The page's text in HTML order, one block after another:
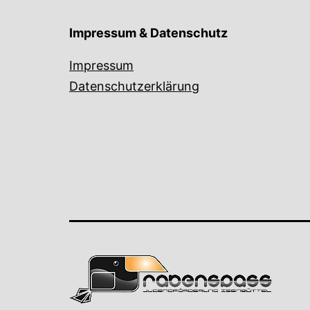
Impressum & Datenschutz
Impressum
Datenschutzerklärung